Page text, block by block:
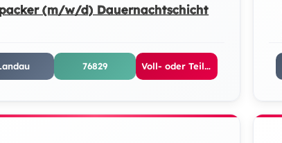
(m/w/d) Dauernachtschicht
76829 Voll- oder Teilzeit